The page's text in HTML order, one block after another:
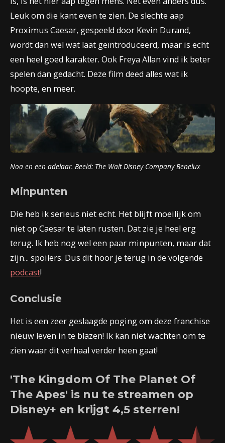
Leuk om die kant even te zien. De slechte aap
Proximus Caesar, gespeeld door Kevin Durand,
wordt dan wel wat laat geïntroduceerd, maar is echt
een heel goed karakter. Ook Freya Allan vind ik beter
spelen dan gedacht. Deze film deed alles wat ik
hoopte, en meer.
Noa en een adelaar. Beeld: The Walt Disney Company Benelux
Minpunten
Die heb ik serieus niet echt. Het blijft moeilijk om
niet op Caesar te laten rusten. Dat zie je heel erg
terug. Ik heb nog wel een paar minpunten, maar dat
zijn... spoilers. Dus dit hoor je terug in de volgende
podcast!
Conclusie
Het is een zeer geslaagde poging om deze franchise
nieuw leven in te blazen! Ik kan niet wachten om te
zien waar dit verhaal verder heen gaat!
'The Kingdom Of The Planet Of
The Apes' is nu te streamen op
Disney+ en krijgt 4,5 sterren!